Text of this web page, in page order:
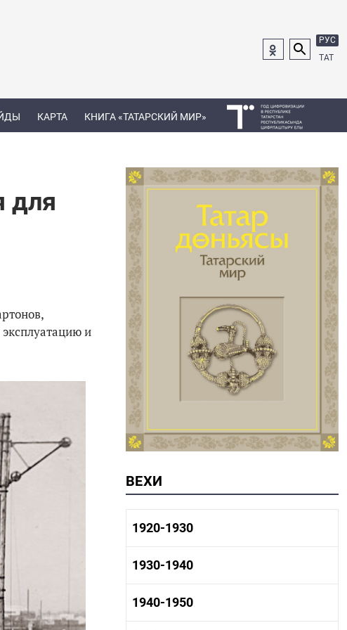
РУС
ТАТ
КАРТА КНИГА «ТАТАРСКИЙ МИР»
для
и
ВЕХИ
1920-1930
1920-1930 история
1920-1930 культура
1930-1940
1930-1940 история
1930-1940 культура
1940-1950